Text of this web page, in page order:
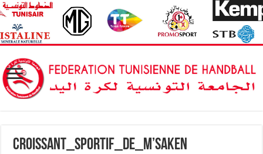
Croissant_sportif_de_M’saken